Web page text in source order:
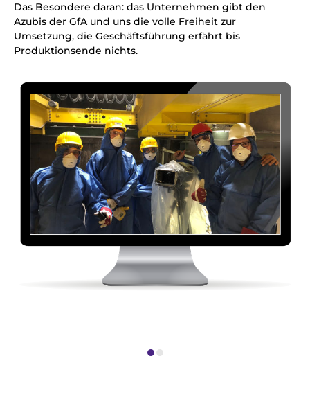
Das Besondere daran: das Unternehmen gibt den
Azubis der GfA und uns die volle Freiheit zur
Umsetzung, die Geschäftsführung erfährt bis
Produktionsende nichts.